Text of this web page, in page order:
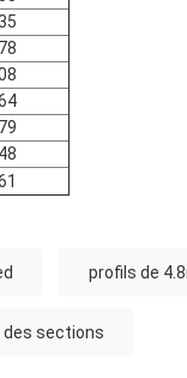
profils de
des sections